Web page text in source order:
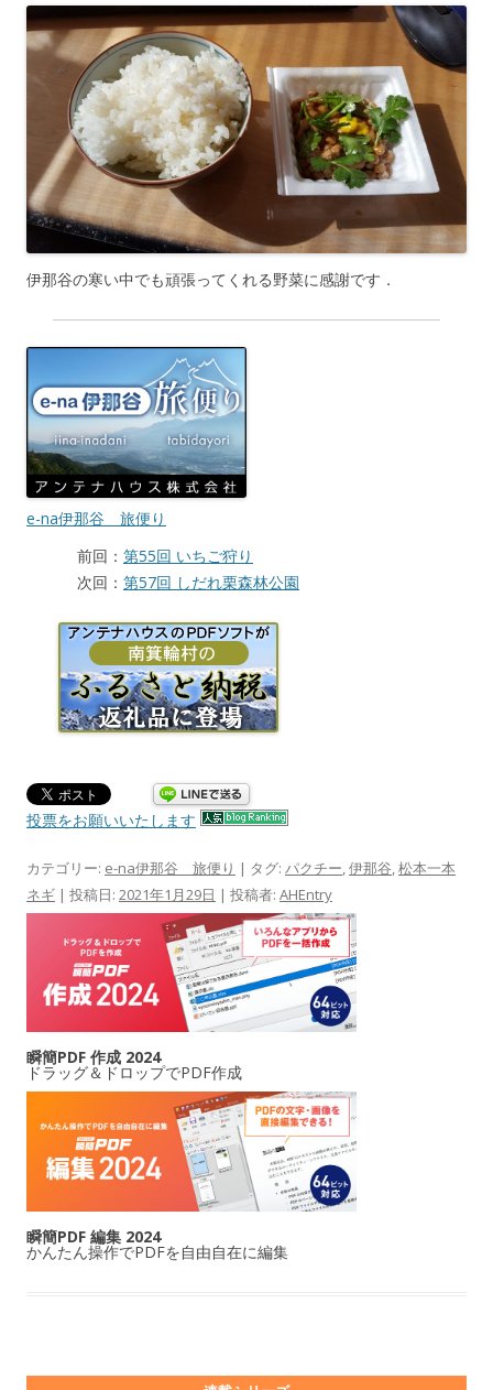
伊那谷の寒い中でも頑張ってくれる野菜に感謝です．
e-na伊那谷 旅便り
前回： 第55回 いちご狩り
次回： 第57回 しだれ栗森林公園
投票をお願いいたします
カテゴリー: e-na伊那谷 旅便り | タグ: パクチー,伊那谷,松本一本
ネギ | 投稿日: 2021年1月29日 | 投稿者: AHEntry
瞬簡PDF 作成 2024
ドラッグ＆ドロップでPDF作成
瞬簡PDF 編集 2024
かんたん操作でPDFを自由自在に編集